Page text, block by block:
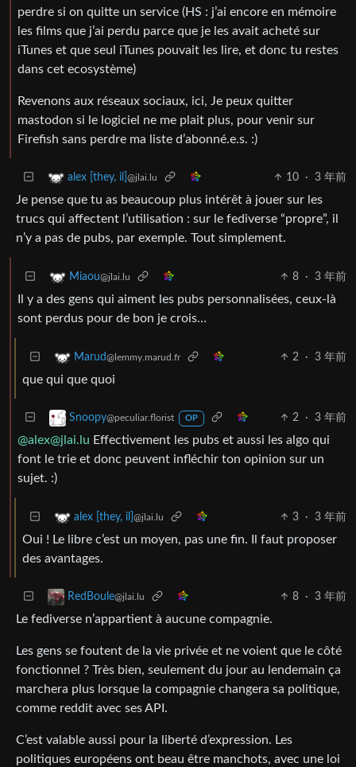
perdre si on quitte un service (HS : j’ai encore en mémoire
les films que j’ai perdu parce que je les avait acheté sur
iTunes et que seul iTunes pouvait les lire, et donc tu restes
dans cet ecosystème)
Revenons aux réseaux sociaux, ici, Je peux quitter
mastodon si le logiciel ne me plait plus, pour venir sur
Firefish sans perdre ma liste d’abonné.e.s. :)
alex [they, il] @jlai.lu 10 · 3 年前
Je pense que tu as beaucoup plus intérêt à jouer sur les
trucs qui affectent l’utilisation : sur le fediverse “propre”, il
n’y a pas de pubs, par exemple. Tout simplement.
Miaou@jlai.lu 8 · 3 年前
Il y a des gens qui aiment les pubs personnalisées, ceux-là
sont perdus pour de bon je crois…
Marud@lemmy.marud.fr 2 · 3 年前
que qui que quoi
Snoopy@peculiar.florist OP 2 · 3 年前
@alex@jlai.lu Effectivement les pubs et aussi les algo qui
font le trie et donc peuvent infléchir ton opinion sur un
sujet. :)
alex [they, il] @jlai.lu 3 · 3 年前
Oui ! Le libre c’est un moyen, pas une fin. Il faut proposer
des avantages.
RedBoule@jlai.lu 8 · 3 年前
Le fediverse n’appartient à aucune compagnie.
Les gens se foutent de la vie privée et ne voient que le côté
fonctionnel ? Très bien, seulement du jour au lendemain ça
marchera plus lorsque la compagnie changera sa politique,
comme reddit avec ses API.
C’est valable aussi pour la liberté d’expression. Les
politiques européens ont beau être manchots, avec une loi